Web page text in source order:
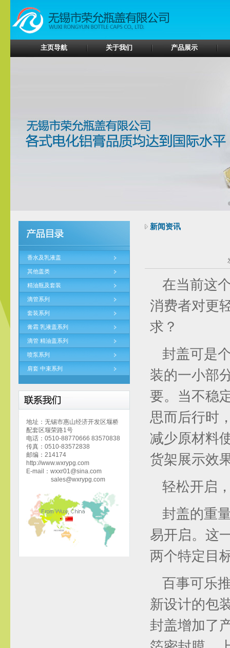
主页导航 关于我们 产品展示
香水及乳液盖
其他盖类
精油瓶及套装
滴管系列
套装系列
膏霜 乳液盖系列
滴管 精油盖系列
喷泵系列
肩套 中束系列
地址：无锡市惠山经济开发区堰桥
配套区堰荣路1号
电话：0510-88770666 83570838
传真：0510-83572838
邮编：214174
http://www.wxrypg.com
E-mail：wxxr01@sina.com
sales@wxrypg.com
新闻资讯
在当前这
消费者对更
求？
封盖可是
装的一小部
要。当不稳
思而后行时
减少原材料
货架展示效
轻松开启
封盖的重
易开启。这
两个特定目
百事可乐
新设计的包
封盖增加了